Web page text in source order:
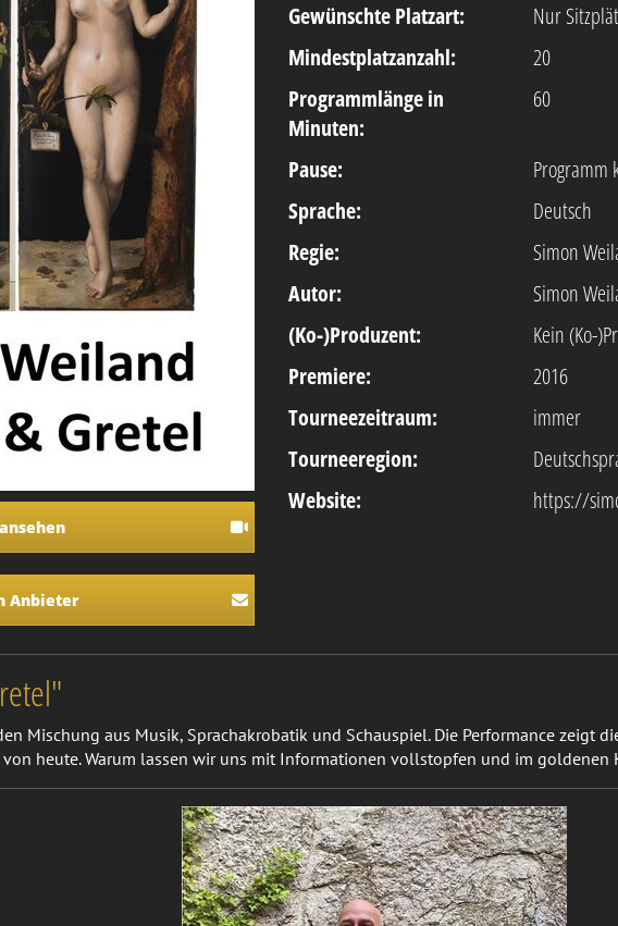
Anbieter
Gewünschte Platzart:
Nur
Mindestplatzanzahl:
20
Programmlänge in
Minuten:
60
Pause:
Programm
Sprache:
Deutsch
Regie:
Simon
Autor:
Simon
(Ko-)Produzent:
Kein (Ko-
Premiere:
2016
Tourneezeitraum:
immer
Tourneeregion:
Website:
https://
Mischung aus Musik, Sprachakrobatik und Schauspiel. Die Performance zeigt
heute. Warum lassen wir uns mit Informationen vollstopfen und im goldenen